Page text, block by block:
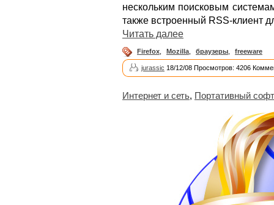
нескольким поисковым
также встроенный RSS-клиент
Читать далее
Firefox Mozilla браузеры freeware
jurassic 18/12/08 Просмотров: 4206
Интернет и сеть, Портативный софт